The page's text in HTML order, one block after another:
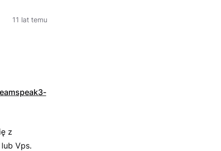
11 lat temu
z
Vps.